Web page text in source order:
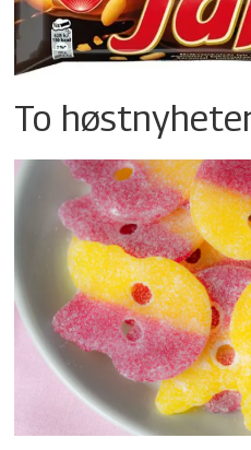
To